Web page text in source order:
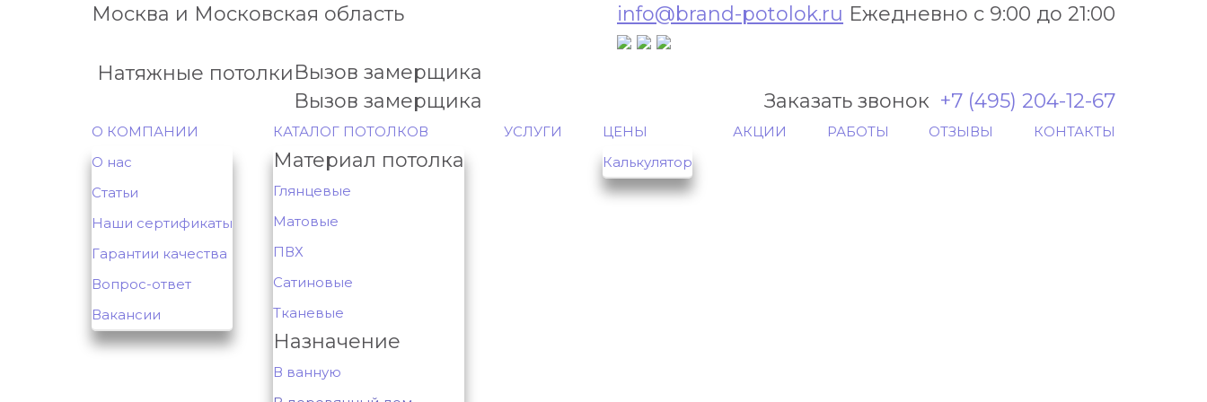
Москва и Московская область info@brand-potolok.ru Ежедневно с 9:00 до 21:00
Натяжные потолкиВызов замерщика
+7 (495) 204-12-67
Вызов замерщика Заказать звонок
О КОМПАНИИ
О нас
Статьи
Наши сертификаты
Гарантии качества
Вопрос-ответ
Вакансии
КАТАЛОГ ПОТОЛКОВ
Материал потолка
Глянцевые
Матовые
ПВХ
Сатиновые
Тканевые
Назначение
В ванную
УСЛУГИ
ЦЕНЫ
Калькулятор
АКЦИИ РАБОТЫ ОТЗЫВЫ КОНТАКТЫ